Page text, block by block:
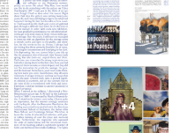
+4